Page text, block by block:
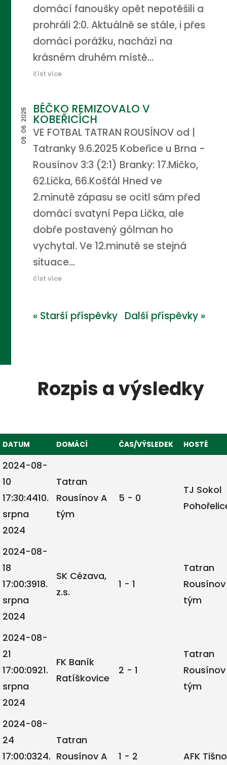
domácí fanoušky opět nepotěšili a
prohráli 2:0. Aktuálně se stále, i přes
domácí porážku, nachází na
krásném druhém místě...
číst více
BÉČKO REMIZOVALO V
KOBEŘICÍCH
09. 06. 2025 VE FOTBAL TATRAN ROUSÍNOV od |
Tatranky 9.6.2025 Kobeřice u Brna -
Rousínov 3:3 (2:1) Branky: 17.Mičko,
62.Lička, 66.Košťál Hned ve
2.minutě zápasu se ocitl sám před
domácí svatyní Pepa Lička, ale
dobře postavený gólman ho
vychytal. Ve 12.minutě se stejná
situace...
číst více
« Starší příspěvky Další příspěvky »
Rozpis a výsledky
DATUM DOMÁCÍ ČAS/VÝSLEDEK HOSTÉ
2024-08-
10
17:30:4410.
srpna
2024
Tatran
Rousínov A
tým
5 - 0
TJ Sokol
2024-08-
18
17:00:3918.
srpna
2024
SK Cézava,
z.s.
1 - 1
Tatran
tým
2024-08-
21
17:00:0921.
srpna
2024
FK Baník
Ratíškovice
2 - 1
Tatran
tým
2024-08-
24
17:00:0324.
Tatran
Rousínov A
1 - 2 AFK